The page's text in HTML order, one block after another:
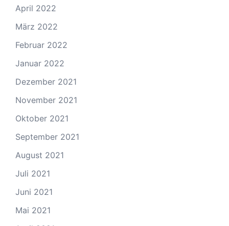
April 2022
März 2022
Februar 2022
Januar 2022
Dezember 2021
November 2021
Oktober 2021
September 2021
August 2021
Juli 2021
Juni 2021
Mai 2021